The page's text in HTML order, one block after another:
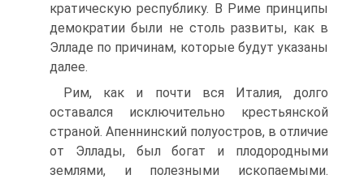
кратическую республику. В Риме принципы
демократии были не столь развиты, как в
Элладе по причинам, которые будут указаны
далее.
Рим, как и почти вся Италия, долго
оставался исключительно крестьянской
страной. Апеннинский полуостров, в отличие
от Эллады, был богат и плодород­ными
землями, и полезными ископаемыми.